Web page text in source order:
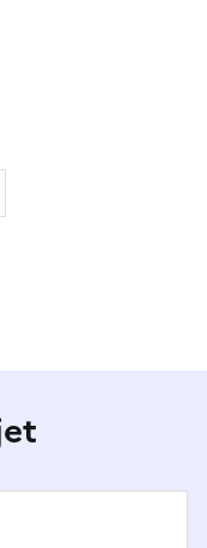
Twitter)
par email